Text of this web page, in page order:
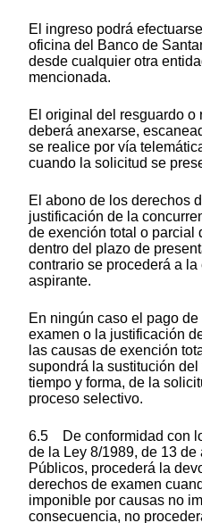
El ingreso podrá
oficina del Banco de
desde cualquier otra
mencionada.
El original del resguardo
deberá anexarse,
se realice por vía
cuando la solicitud se
El abono de los derechos
justificación de la
de exención total o parcial
dentro del plazo de
contrario se procederá a
aspirante.
En ningún caso el pago
examen o la justificación
las causas de exención
supondrá la sustitución
tiempo y forma, de la
proceso selectivo.
6.5 De conformidad con
de la Ley 8/1989, de 13
Públicos, procederá la
derechos de examen
imponible por causas no
consecuencia, no